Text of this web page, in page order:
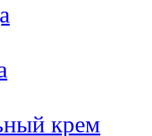
крем